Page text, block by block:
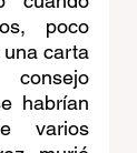
poco
carta
habrían
varios